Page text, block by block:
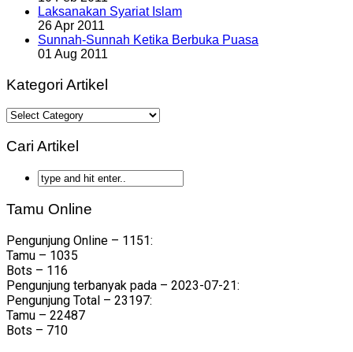
Laksanakan Syariat Islam
26 Apr 2011
Sunnah-Sunnah Ketika Berbuka Puasa
01 Aug 2011
Kategori Artikel
Kategori
Cari Artikel
Tamu Online
Pengunjung Online – 1151:
Tamu – 1035
Bots – 116
Pengunjung terbanyak pada – 2023-07-21:
Pengunjung Total – 23197:
Tamu – 22487
Bots – 710